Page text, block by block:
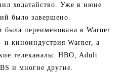
ходатайство. Уже в июне
было завершено.
была переименована в Warner
и киноиндустрия Warner, а
телеканалы: HBO, Adult
и многие другие.